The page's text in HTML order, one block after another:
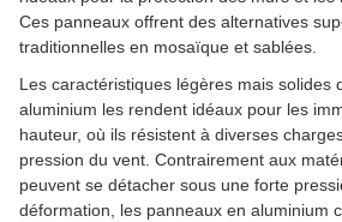
Ces panneaux offrent des alternatives
traditionnelles en mosaïque et sablées.
Les caractéristiques légères mais solides
aluminium les rendent idéaux pour les
hauteur, où ils résistent à diverses
pression du vent. Contrairement aux
peuvent se détacher sous une forte
déformation, les panneaux en aluminium